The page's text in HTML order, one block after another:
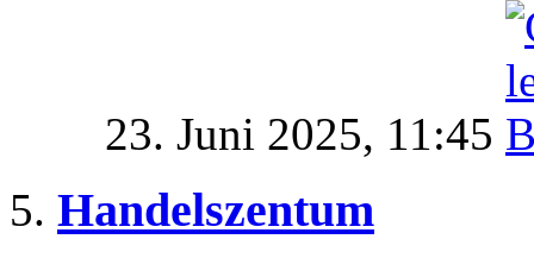
23. Juni 2025, 11:45
Handelszentum